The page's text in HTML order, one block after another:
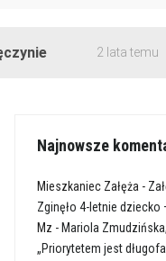
2 lata temu
Najnowsze
Mieszkaniec Załęża -
Zginęło 4-letnie dziecko
Mz - Mariola
„Priorytetem jest